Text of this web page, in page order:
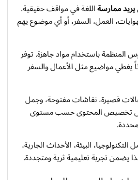
يريد ممارسةاللغة في مواقف حقيقية.
العمل، السفر، أو أي موضوع يهم
المنظمة باستخدام مواد جاهزة. توفر
يغطي مواضيع مثل الأعمال والسفر
قصيرة، نقاشات مفتوحة، وجمل
تخصيص المحتوى حسب مستوى
البيئة، الأحداث الجارية،
يضمن تجربة تعليمية ثرية ومتجددة.